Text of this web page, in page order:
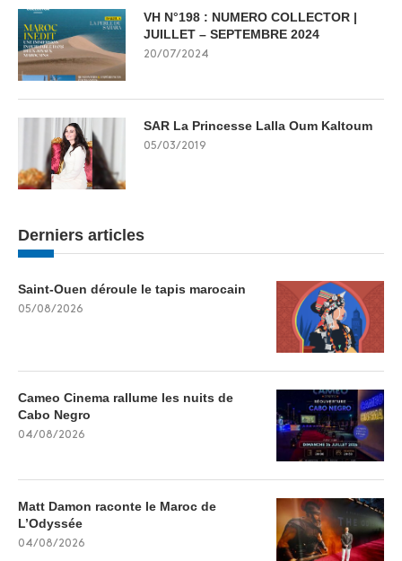
VH N°198 : NUMERO COLLECTOR |
JUILLET – SEPTEMBRE 2024
20/07/2024
SAR La Princesse Lalla Oum Kaltoum
05/03/2019
Derniers articles
Saint-Ouen déroule le tapis marocain
05/08/2026
Cameo Cinema rallume les nuits de
Cabo Negro
04/08/2026
Matt Damon raconte le Maroc de
L’Odyssée
04/08/2026